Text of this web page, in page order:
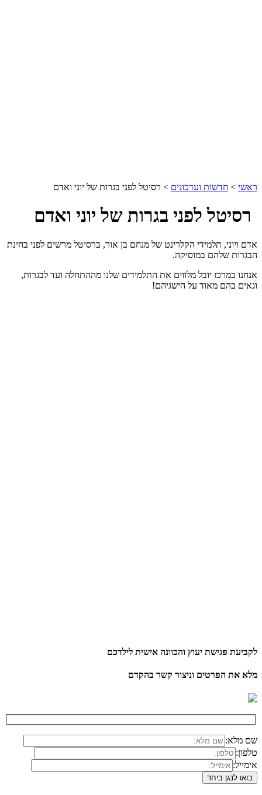
ראשי > חדשות ועדכונים > רסיטל לפני בגרות של יוני ואדם
רסיטל לפני בגרות של יוני ואדם
אדם ויוני, תלמידי הקלרינט של מנחם בן אור, ברסיטל מרשים לפני בחינת
הבגרות שלהם במוסיקה.
אנחנו במרכז יובל מלווים את התלמידים שלנו מההתחלה ועד לבגרות,
וגאים בהם מאוד על הישגיהם!
לקביעת פגישת יעוץ והכוונה אישית לילדכם
מלא את הפרטים וניצור קשר בהקדם
שם מלא:
טלפון:
אימייל: